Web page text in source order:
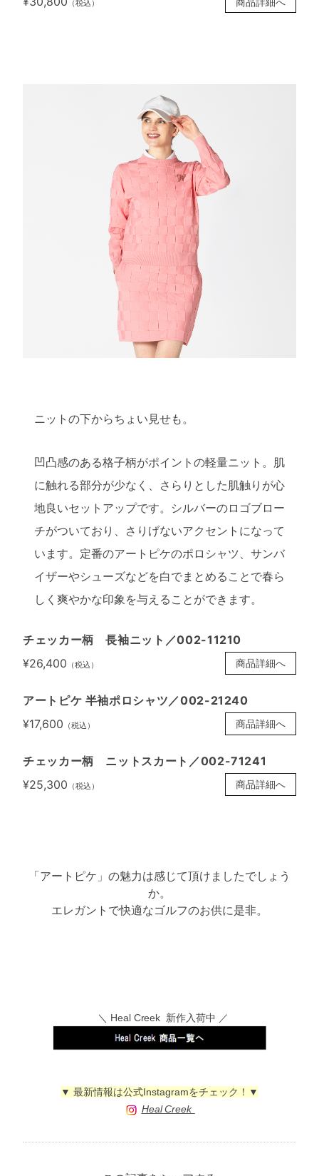
（税込）
ニットの下からちょい見せも。
凹凸感のある格子柄がポイントの軽量ニット。肌
に触れる部分が少なく、さらりとした肌触りが心
地良いセットアップです。シルバーのロゴブロー
チがついており、さりげないアクセントになって
います。定番のアートピケのポロシャツ、サンバ
イザーやシューズなどを白でまとめることで春ら
しく爽やかな印象を与えることができます。
チェッカー柄 長袖ニット／002-11210
¥26,400 （税込） 商品詳細へ
アートピケ 半袖ポロシャツ／002-21240
¥17,600 （税込） 商品詳細へ
チェッカー柄 ニットスカート／002-71241
¥25,300 （税込） 商品詳細へ
「アートピケ」の魅力は感じて頂けましたでしょう
か。
エレガントで快適なゴルフのお供に是非。
＼ Heal Creek 新作入荷中 ／
▼ 最新情報は公式Instagramをチェック！▼
Heal Creek